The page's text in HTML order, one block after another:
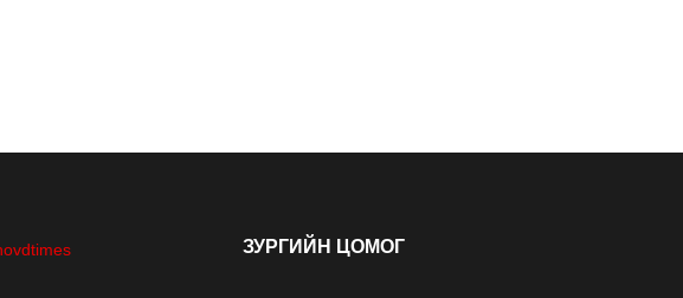
ЗУРГИЙН ЦОМОГ